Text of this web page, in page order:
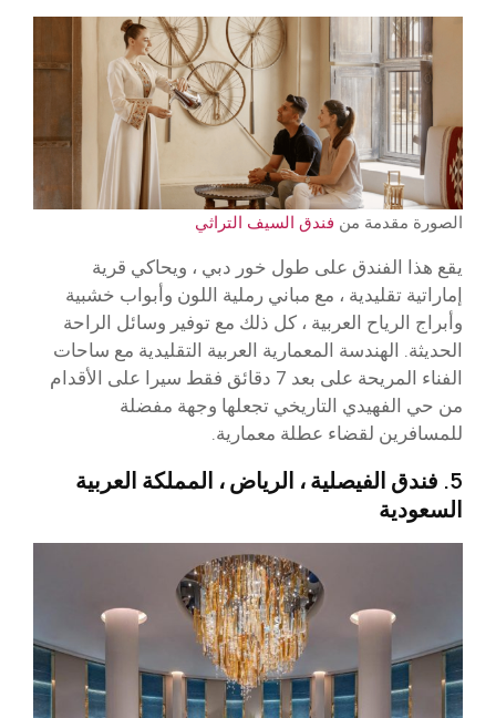
الصورة مقدمة من فندق السيف التراثي
يقع هذا الفندق على طول خور دبي ، ويحاكي قرية
إماراتية تقليدية ، مع مباني رملية اللون وأبواب خشبية
وأبراج الرياح العربية ، كل ذلك مع توفير وسائل الراحة
الحديثة. الهندسة المعمارية العربية التقليدية مع ساحات
الفناء المريحة على بعد 7 دقائق فقط سيرا على الأقدام
من حي الفهيدي التاريخي تجعلها وجهة مفضلة
للمسافرين لقضاء عطلة معمارية.
5. فندق الفيصلية ، الرياض ، المملكة العربية
السعودية